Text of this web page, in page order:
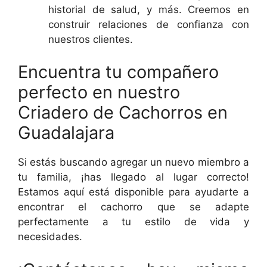
historial de salud, y más. Creemos en
construir relaciones de confianza con
nuestros clientes.
Encuentra tu compañero
perfecto en nuestro
Criadero de Cachorros en
Guadalajara
Si estás buscando agregar un nuevo miembro a
tu familia, ¡has llegado al lugar correcto!
Estamos aquí está disponible para ayudarte a
encontrar el cachorro que se adapte
perfectamente a tu estilo de vida y
necesidades.